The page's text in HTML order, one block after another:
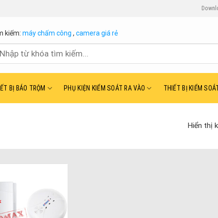
kiếm: máy chấm công , camera giá rẻ
BỊ BÁO TRỘM PHỤ KIỆN KIỂM SOÁT RA VÀO THIẾT BỊ KIỂM
Hiển thị